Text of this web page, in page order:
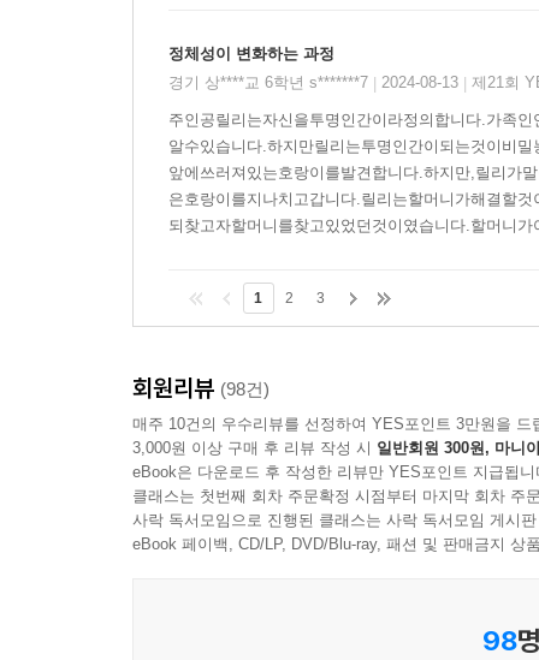
정체성이 변화하는 과정
경기 상****교 6학년 s*******7
2024-08-13 제21회
주인공릴리는자신을투명인간이라정의합니다.가족
알수있습니다.하지만릴리는투명인간이되는것이비
앞에쓰러져있는호랑이를발견합니다.하지만,릴리가
은호랑이를지나치고갑니다.릴리는할머니가해결할
되찾고자할머니를찾고있었던것이였습니다.할머니
1 2 3
회원리뷰 (98건)
매주 10건의 우수리뷰를 선정하여 YES포인트 3만원을 드
3,000원 이상 구매 후 리뷰 작성 시 일반회원 300원, 마니
eBook은 다운로드 후 작성한 리뷰만 YES포인트 지급됩니
클래스는 첫번째 회차 주문확정 시점부터 마지막 회차 주
사락 독서모임으로 진행된 클래스는 사락 독서모임 게시
eBook 페이백, CD/LP, DVD/Blu-ray, 패션 및 판매금지 상
98